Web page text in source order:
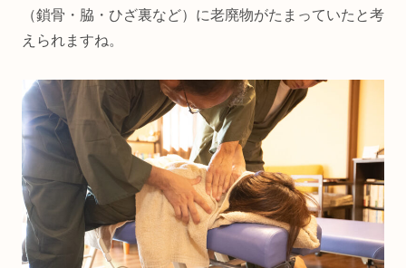
（鎖骨・脇・ひざ裏など）に老廃物がたまっていたと考
えられますね。